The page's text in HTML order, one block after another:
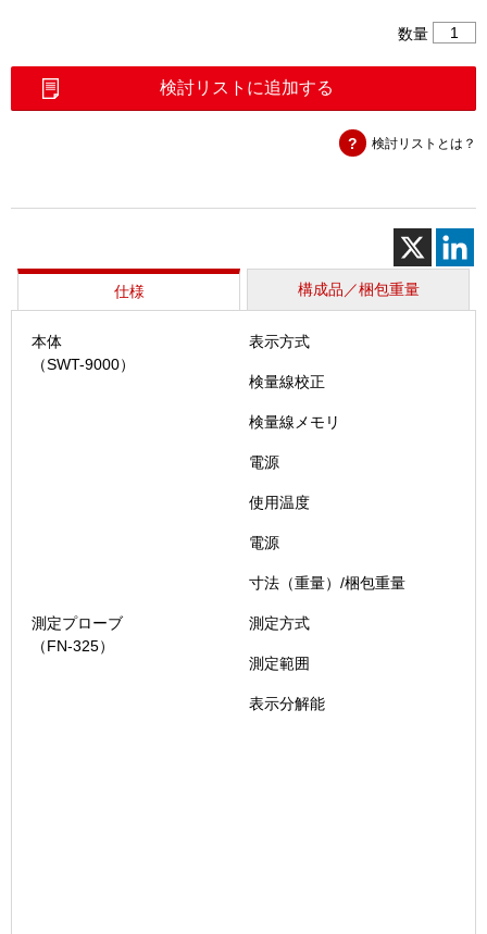
数量
個
検討リストに追加する
検討リストとは？
仕様 構成品／梱包重量
本体
（SWT-9000）
表示方式
検量線校正
検量線メモリ
電源
使用温度
電源
寸法（重量）/梱包重量
測定プローブ
（FN-325）
測定方式
測定範囲
表示分解能